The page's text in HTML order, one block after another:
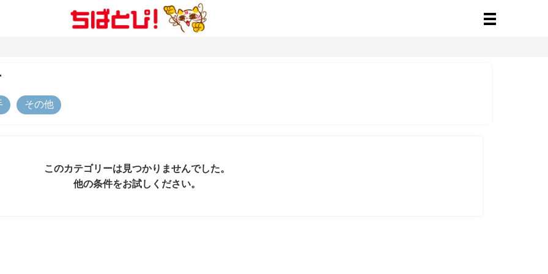
その他
このカテゴリーは見つかりませんでした。
他の条件をお試しください。